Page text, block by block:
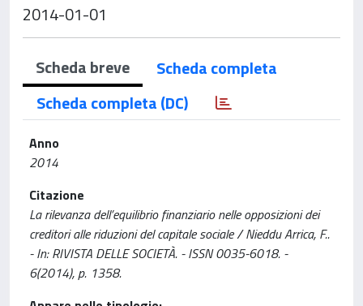
2014-01-01
Scheda breve
Scheda completa
Scheda completa (DC)
Anno
2014
Citazione
La rilevanza dell’equilibrio finanziario nelle opposizioni dei
creditori alle riduzioni del capitale sociale / Nieddu Arrica, F..
- In: RIVISTA DELLE SOCIETÀ. - ISSN 0035-6018. -
6(2014), p. 1358.